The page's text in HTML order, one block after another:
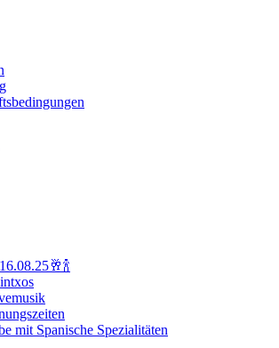
mit Spanische Spezialitäten